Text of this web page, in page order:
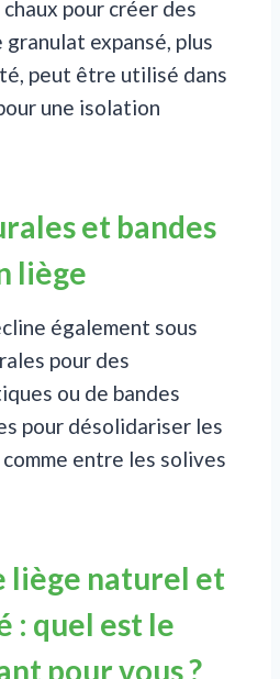
pour créer des
expansé, plus
peut être utilisé dans
une isolation
et bandes
liège
également sous
pour des
ou de bandes
pour désolidariser les
entre les solives
liège naturel et
: quel est le
pour vous ?